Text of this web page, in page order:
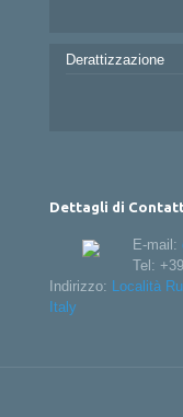
Derattizzazione
Dettagli di
E-mail:
Tel:
Indirizzo:
Località
Italy